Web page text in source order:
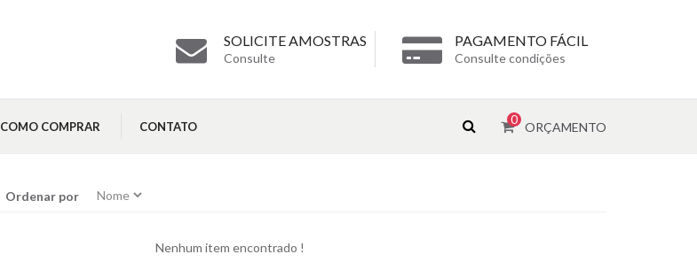
SOLICITE AMOSTRAS
Consulte
PAGAMENTO FÁCIL
Consulte condições
COMO COMPRAR CONTATO 0
ORÇAMENTO
Ordenar por
Nenhum item encontrado !